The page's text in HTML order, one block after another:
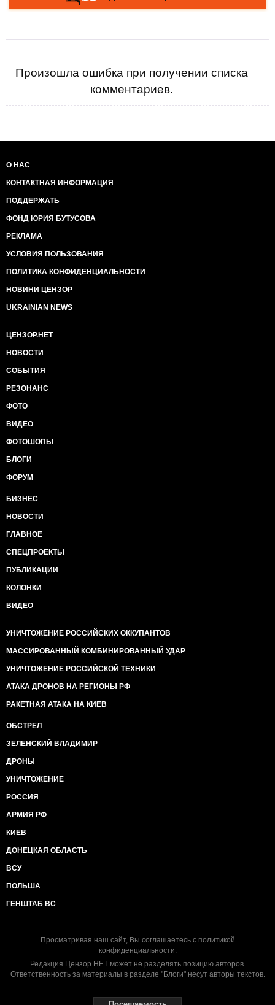
Произошла ошибка при получении списка
комментариев.
О НАС
КОНТАКТНАЯ ИНФОРМАЦИЯ
ПОДДЕРЖАТЬ
ФОНД ЮРИЯ БУТУСОВА
РЕКЛАМА
УСЛОВИЯ ПОЛЬЗОВАНИЯ
ПОЛИТИКА КОНФИДЕНЦИАЛЬНОСТИ
НОВИНИ ЦЕНЗОР
UKRAINIAN NEWS
ЦЕНЗОР.НЕТ
НОВОСТИ
СОБЫТИЯ
РЕЗОНАНС
ФОТО
ВИДЕО
ФОТОШОПЫ
БЛОГИ
ФОРУМ
БИЗНЕС
НОВОСТИ
ГЛАВНОЕ
СПЕЦПРОЕКТЫ
ПУБЛИКАЦИИ
КОЛОНКИ
ВИДЕО
УНИЧТОЖЕНИЕ РОССИЙСКИХ ОККУПАНТОВ
МАССИРОВАННЫЙ КОМБИНИРОВАННЫЙ УДАР
УНИЧТОЖЕНИЕ РОССИЙСКОЙ ТЕХНИКИ
АТАКА ДРОНОВ НА РЕГИОНЫ РФ
РАКЕТНАЯ АТАКА НА КИЕВ
ОБСТРЕЛ
ЗЕЛЕНСКИЙ ВЛАДИМИР
ДРОНЫ
УНИЧТОЖЕНИЕ
РОССИЯ
АРМИЯ РФ
КИЕВ
ДОНЕЦКАЯ ОБЛАСТЬ
ВСУ
ПОЛЬША
ГЕНШТАБ ВС
Просматривая наш сайт, Вы соглашаетесь с политикой
конфиденциальности.
Редакция Цензор.НЕТ может не разделять позицию авторов.
Ответственность за материалы в разделе "Блоги" несут авторы текстов.